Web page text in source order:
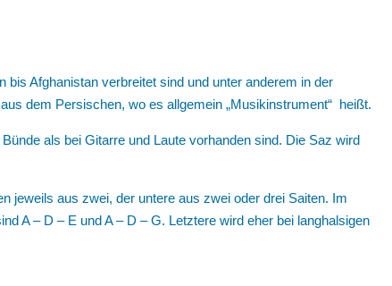
bis Afghanistan verbreitet sind und unter anderem in der
dem Persischen, wo es allgemein „Musikinstrument“ heißt.
als bei Gitarre und Laute vorhanden sind. Die Saz wird
jeweils aus zwei, der untere aus zwei oder drei Saiten. Im
A – D – E und A – D – G. Letztere wird eher bei langhalsigen